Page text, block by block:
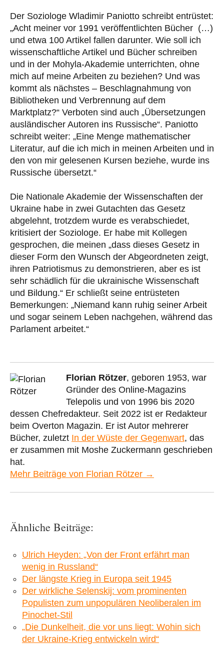
Der Soziologe Wladimir Paniotto schreibt entrüstet:
„Acht meiner vor 1991 veröffentlichten Bücher (…)
und etwa 100 Artikel fallen darunter. Wie soll ich
wissenschaftliche Artikel und Bücher schreiben
und in der Mohyla-Akademie unterrichten, ohne
mich auf meine Arbeiten zu beziehen? Und was
kommt als nächstes – Beschlagnahmung von
Bibliotheken und Verbrennung auf dem
Marktplatz?“ Verboten sind auch „Übersetzungen
ausländischer Autoren ins Russische“. Paniotto
schreibt weiter: „Eine Menge mathematischer
Literatur, auf die ich mich in meinen Arbeiten und in
den von mir gelesenen Kursen beziehe, wurde ins
Russische übersetzt.“
Die Nationale Akademie der Wissenschaften der
Ukraine habe in zwei Gutachten das Gesetz
abgelehnt, trotzdem wurde es verabschiedet,
kritisiert der Soziologe. Er habe mit Kollegen
gesprochen, die meinen „dass dieses Gesetz in
dieser Form den Wunsch der Abgeordneten zeigt,
ihren Patriotismus zu demonstrieren, aber es ist
sehr schädlich für die ukrainische Wissenschaft
und Bildung.“ Er schließt seine entrüsteten
Bemerkungen: „Niemand kann ruhig seiner Arbeit
und sogar seinem Leben nachgehen, während das
Parlament arbeitet.“
Florian Rötzer, geboren 1953, war
Gründer des Online-Magazins
Telepolis und von 1996 bis 2020
dessen Chefredakteur. Seit 2022 ist er Redakteur
beim Overton Magazin. Er ist Autor mehrerer
Bücher, zuletzt In der Wüste der Gegenwart, das
er zusammen mit Moshe Zuckermann geschrieben
hat.
Mehr Beiträge von Florian Rötzer →
Ähnliche Beiträge:
Ulrich Heyden: „Von der Front erfährt man
wenig in Russland“
Der längste Krieg in Europa seit 1945
Der wirkliche Selenskij: vom prominenten
Populisten zum unpopulären Neoliberalen im
Pinochet-Stil
„Die Dunkelheit, die vor uns liegt: Wohin sich
der Ukraine-Krieg entwickeln wird“